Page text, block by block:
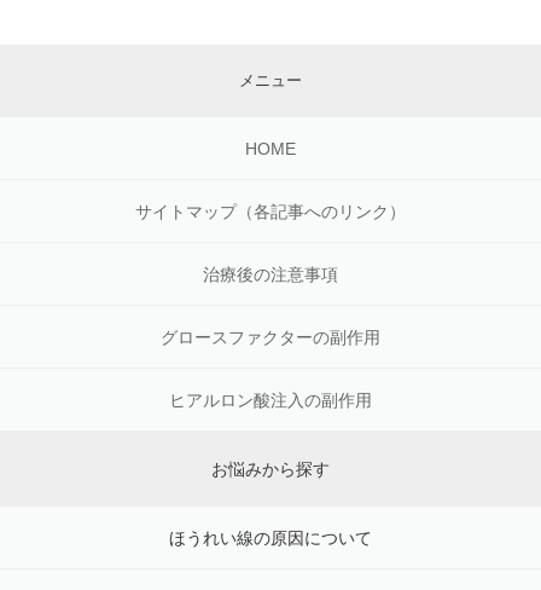
メニュー
HOME
サイトマップ（各記事へのリンク）
治療後の注意事項
グロースファクターの副作用
ヒアルロン酸注入の副作用
お悩みから探す
ほうれい線の原因について